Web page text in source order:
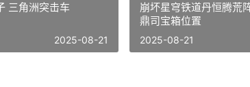
三角洲突击车
2025-08-21
崩坏星穹铁道丹恒腾荒
鼎司宝箱位置
2025-08-21